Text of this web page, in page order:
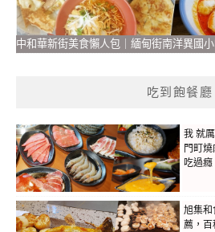
中和華新街美食懶人包｜緬甸街南洋異國
吃到飽餐廳
我 就
門町
吃過癮
旭集和
薦，百